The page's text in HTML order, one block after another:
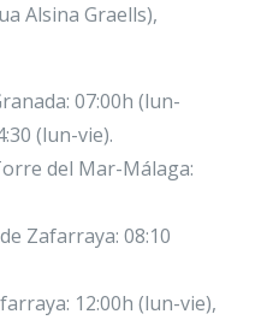
Alsina Graells),
07:00h (lun-
(lun-vie).
del Mar-Málaga:
Zafarraya: 08:10
12:00h (lun-vie),